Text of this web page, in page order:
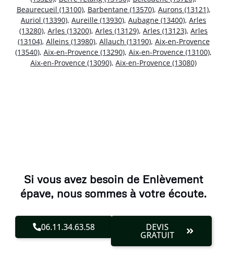
Beaurecueil (13100), Barbentane (13570), Aurons (13121),
Auriol (13390), Aureille (13930), Aubagne (13400), Arles
(13280), Arles (13200), Arles (13129), Arles (13123), Arles
(13104), Alleins (13980), Allauch (13190), Aix-en-Provence
(13540), Aix-en-Provence (13290), Aix-en-Provence (13100),
Aix-en-Provence (13090), Aix-en-Provence (13080)
Si vous avez besoin de Enlèvement
épave, nous sommes à votre écoute.
06.11.34.63.58 DEVIS
GRATUIT